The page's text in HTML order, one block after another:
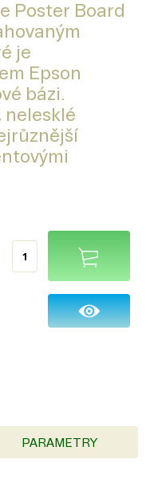
Poster Board
je
Epson
bázi.
nelesklé
PARAMETRY